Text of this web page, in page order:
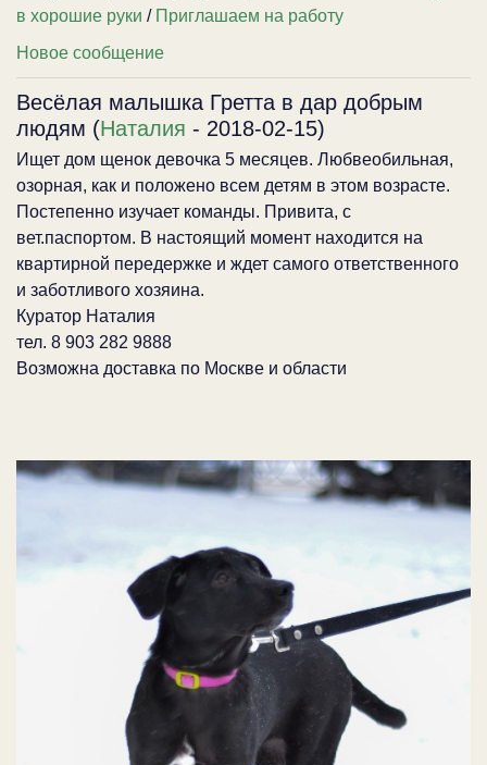
в хорошие руки / Приглашаем на работу
Новое сообщение
Весёлая малышка Гретта в дар добрым
людям (Наталия - 2018-02-15)
Ищет дом щенок девочка 5 месяцев. Любвеобильная,
озорная, как и положено всем детям в этом возрасте.
Постепенно изучает команды. Привита, с
вет.паспортом. В настоящий момент находится на
квартирной передержке и ждет самого ответственного
и заботливого хозяина.
Куратор Наталия
тел. 8 903 282 9888
Возможна доставка по Москве и области